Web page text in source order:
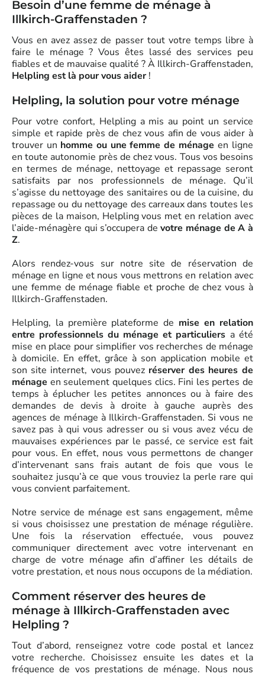
Besoin d’une femme de ménage à
Illkirch-Graffenstaden ?
Vous en avez assez de passer tout votre temps libre à
faire le ménage ? Vous êtes lassé des services peu
fiables et de mauvaise qualité ? À Illkirch-Graffenstaden,
Helpling est là pour vous aider!
Helpling, la solution pour votre ménage
Pour votre confort, Helpling a mis au point un service
simple et rapide près de chez vous afin de vous aider à
trouver un homme ou une femme de ménage en ligne
en toute autonomie près de chez vous. Tous vos besoins
en termes de ménage, nettoyage et repassage seront
satisfaits par nos professionnels de ménage. Qu’il
s’agisse du nettoyage des sanitaires ou de la cuisine, du
repassage ou du nettoyage des carreaux dans toutes les
pièces de la maison, Helpling vous met en relation avec
l’aide-ménagère qui s’occupera de votre ménage de A à
Z.
Alors rendez-vous sur notre site de réservation de
ménage en ligne et nous vous mettrons en relation avec
une femme de ménage fiable et proche de chez vous à
Illkirch-Graffenstaden.
Helpling, la première plateforme de mise en relation
entre professionnels du ménage et particuliers a été
mise en place pour simplifier vos recherches de ménage
à domicile. En effet, grâce à son application mobile et
son site internet, vous pouvez réserver des heures de
ménage en seulement quelques clics. Fini les pertes de
temps à éplucher les petites annonces ou à faire des
demandes de devis à droite à gauche auprès des
agences de ménage à Illkirch-Graffenstaden. Si vous ne
savez pas à qui vous adresser ou si vous avez vécu de
mauvaises expériences par le passé, ce service est fait
pour vous. En effet, nous vous permettons de changer
d’intervenant sans frais autant de fois que vous le
souhaitez jusqu’à ce que vous trouviez la perle rare qui
vous convient parfaitement.
Notre service de ménage est sans engagement, même
si vous choisissez une prestation de ménage régulière.
Une fois la réservation effectuée, vous pouvez
communiquer directement avec votre intervenant en
charge de votre ménage afin d’affiner les détails de
votre prestation, et nous nous occupons de la médiation.
Comment réserver des heures de
ménage à Illkirch-Graffenstaden avec
Helpling ?
Tout d’abord, renseignez votre code postal et lancez
votre recherche. Choisissez ensuite les dates et la
fréquence de vos prestations de ménage. Nous nous